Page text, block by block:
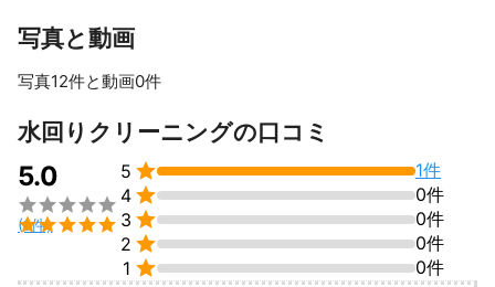
写真と動画
写真12件と動画0件
水回りクリーニングの口コミ
5.0


(1件)
5 
1件
4 
0件
3 
0件
2 
0件
1  0件